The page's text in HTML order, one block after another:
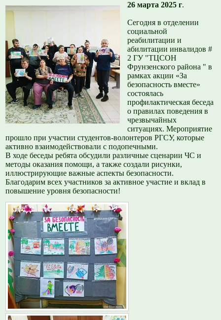
26 марта 2025 г.
Сегодня в отделении
социальной
реабилитации и
абилитации инвалидов #
2 ГУ "ТЦСОН
Фрунзенского района " в
рамках акции «За
безопасность вместе»
состоялась
профилактическая беседа
о правилах поведения в
чрезвычайных
ситуациях. Мероприятие
прошло при участии студентов-волонтеров РГСУ, которые
активно взаимодействовали с подопечными.
В ходе беседы ребята обсудили различные сценарии ЧС и
методы оказания помощи, а также создали рисунки,
иллюстрирующие важные аспекты безопасности.
Благодарим всех участников за активное участие и вклад в
повышение уровня безопасности!